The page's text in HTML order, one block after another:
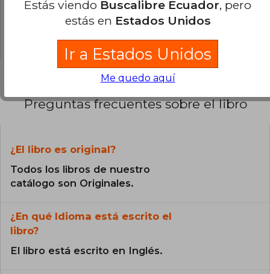
0% (0)
Preguntas frecuentes sobre el libro
¿El libro es original?
Todos los libros de nuestro
catálogo son Originales.
¿En qué Idioma está escrito el
libro?
El libro está escrito en Inglés.
Estás viendo Buscalibre Ecuador, pero
estás en Estados Unidos
Ir a Estados Unidos
Me quedo aquí